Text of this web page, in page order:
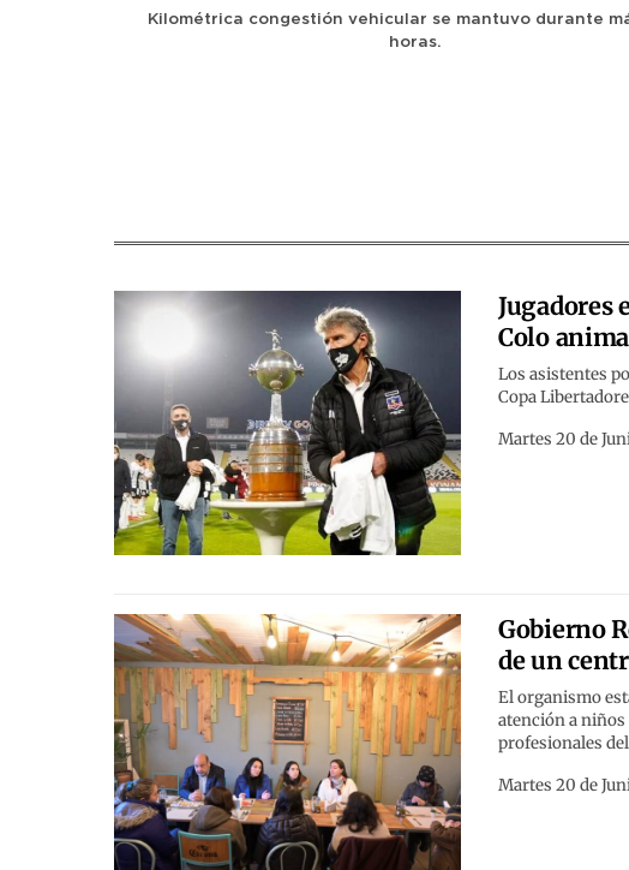
Kilométrica congestión vehicular se mantuvo durante
horas.
Jugadores
Colo
Los asistentes
Copa
Martes 20 de
Gobierno
de un
El organismo
atención a
profesionales
Martes 20 de